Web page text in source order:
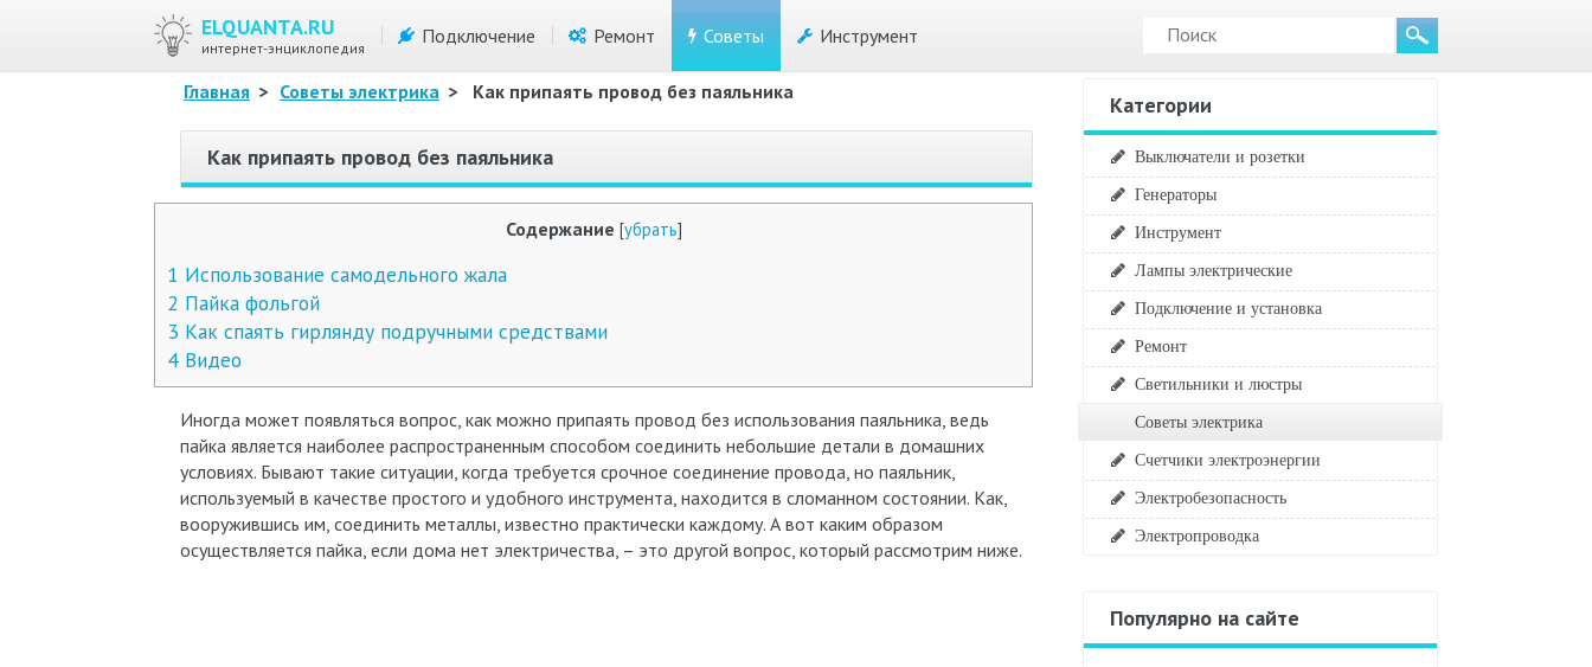
ELQUANTA.RU
интернет-энциклопедия
Подключение Ремонт Советы Инструмент
Главная > Советы электрика > Как припаять провод без паяльника
Как припаять провод без паяльника
Содержание [убрать]
1 Использование самодельного жала
2 Пайка фольгой
3 Как спаять гирлянду подручными средствами
4 Видео
Иногда может появляться вопрос, как можно припаять провод без использования паяльника, ведь
пайка является наиболее распространенным способом соединить небольшие детали в домашних
условиях. Бывают такие ситуации, когда требуется срочное соединение провода, но паяльник,
используемый в качестве простого и удобного инструмента, находится в сломанном состоянии. Как,
вооружившись им, соединить металлы, известно практически каждому. А вот каким образом
осуществляется пайка, если дома нет электричества, – это другой вопрос, который рассмотрим ниже.
Категории
Выключатели и розетки
Генераторы
Инструмент
Лампы электрические
Подключение и установка
Ремонт
Светильники и люстры
Советы электрика
Счетчики электроэнергии
Электробезопасность
Электропроводка
Популярно на сайте